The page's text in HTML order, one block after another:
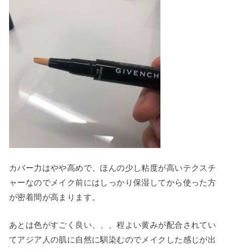
カバー力はやや高めで、ほんの少し粘度が高いテクスチ
ャーなのでメイク前にはしっかり保湿してから使った方
が密着間が高まります。
あとは色がすごく良い、、、程よい黄みが配合されてい
てアジア人の肌に自然に馴染むのでメイクした感じが出